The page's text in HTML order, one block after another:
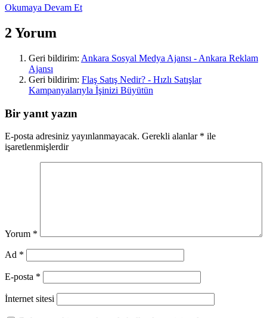
Okumaya Devam Et
2 Yorum
Geri bildirim: Ankara Sosyal Medya Ajansı - Ankara Reklam
Ajansı
Geri bildirim: Flaş Satış Nedir? - Hızlı Satışlar
Kampanyalarıyla İşinizi Büyütün
Bir yanıt yazın
E-posta adresiniz yayınlanmayacak. Gerekli alanlar * ile
işaretlenmişlerdir
Yorum *
Ad *
E-posta *
İnternet sitesi